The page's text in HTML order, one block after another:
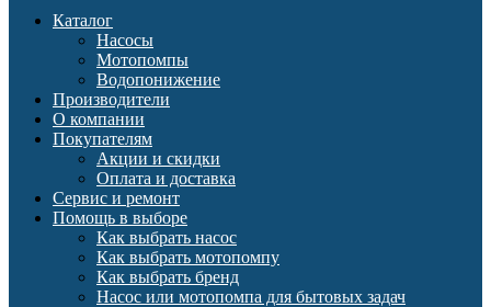
Каталог
Насосы
Мотопомпы
Водопонижение
Производители
О компании
Покупателям
Акции и скидки
Оплата и доставка
Сервис и ремонт
Помощь в выборе
Как выбрать насос
Как выбрать мотопомпу
Как выбрать бренд
Насос или мотопомпа для бытовых задач